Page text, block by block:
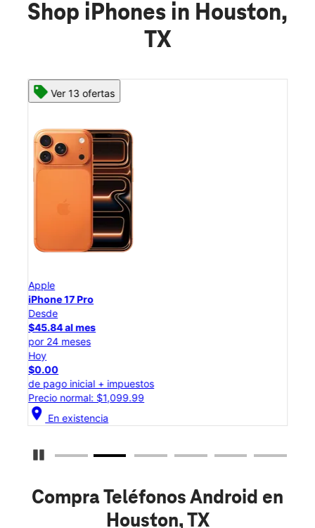
Shop iPhones in Houston,
TX
Detener carrusel
Ver 13 ofertas
Apple
iPhone 17 Pro
Desde
$45.84 al mes
por 24 meses
Hoy
$0.00
de pago inicial + impuestos
Precio normal: $1,099.99
location_on En existencia
Compra Teléfonos Android en
Houston, TX